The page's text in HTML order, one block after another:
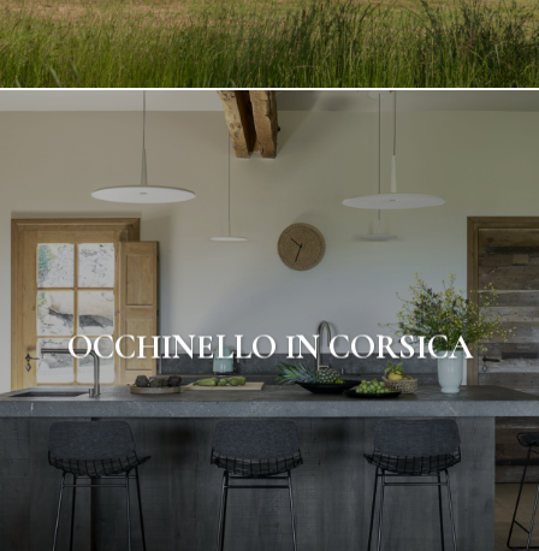
OCCHINELLO IN CORSICA